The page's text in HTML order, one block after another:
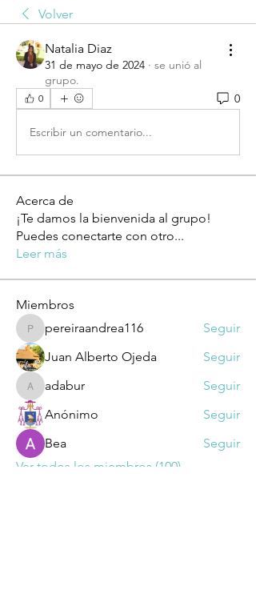
Volver
Natalia Diaz
31 de mayo de 2024 · se unió al
grupo.
0 0
Escribir un comentario...
Acerca de
¡Te damos la bienvenida al grupo!
Puedes conectarte con otro...
Leer más
Miembros
pereiraandrea116
pereiraandrea116
Seguir
Juan Alberto Ojeda
Seguir
adaburadabur
Seguir
Anónimo
Seguir
Bea
Seguir
Ver todos los miembros (100)